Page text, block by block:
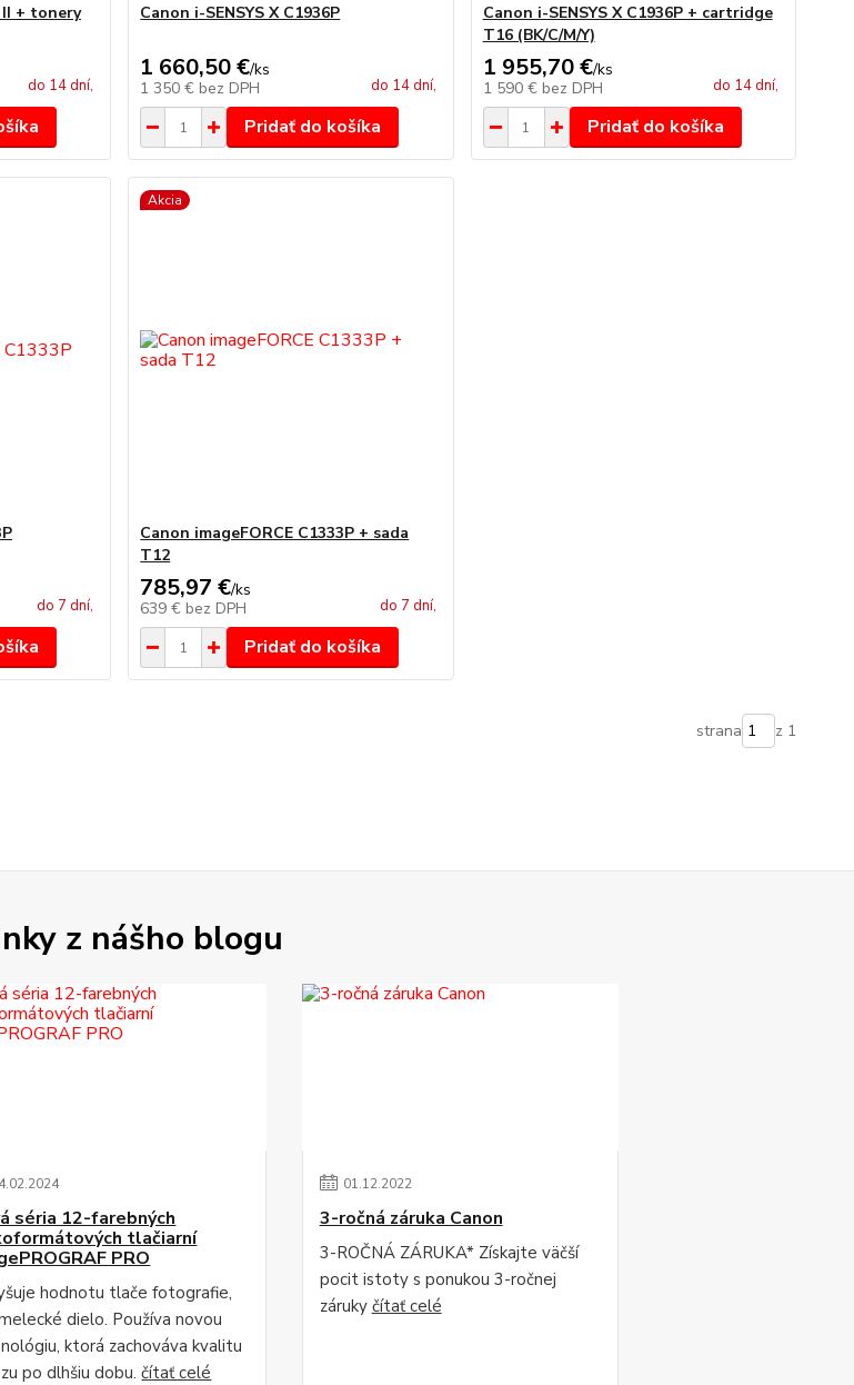
II + tonery
do 14 dní,
Canon i-SENSYS X C1936P
1 660,50 €/ks
1 350 € bez DPH do 14 dní,
Pridať do košíka
Canon i-SENSYS X C1936P + cartridge
T16 (BK/C/M/Y)
1 955,70 €/ks
1 590 € bez DPH do 14 dní,
Pridať do košíka
do 7 dní,
Akcia
Canon imageFORCE C1333P + sada
T12
785,97 €/ks
639 € bez DPH do 7 dní,
Pridať do košíka
strana z 1
z nášho blogu
.02.2024
séria 12-farebných
tlačiarní
PRO
hodnotu tlače fotografie,
dielo. Používa novou
ktorá zachováva kvalitu
po dlhšiu dobu.čítať celé
01.12.2022
3-ročná záruka Canon
3-ROČNÁ ZÁRUKA* Získajte väčší
pocit istoty s ponukou 3-ročnej
záruky čítať celé